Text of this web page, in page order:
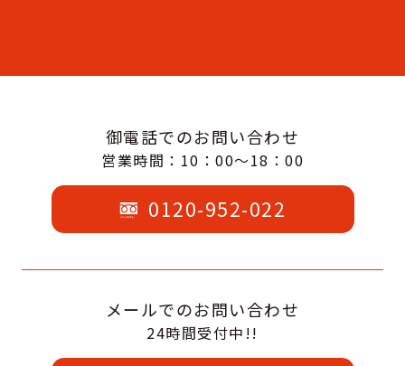
御電話でのお問い合わせ
営業時間：10：00～18：00
0120-952-022
メールでのお問い合わせ
24時間受付中!!